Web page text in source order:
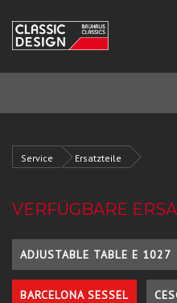
Service Ersatzteile
VERFÜGBARE
ADJUSTABLE TABLE E 1027
BARCELONA SESSEL